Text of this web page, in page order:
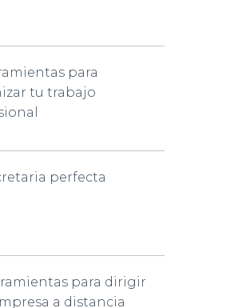
para
tu trabajo
perfecta
para dirigir
a distancia